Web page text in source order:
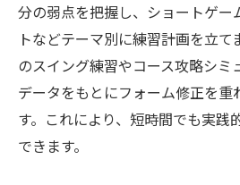
分の弱点を把握し、ショートゲー
トなどテーマ別に練習計画を立て
のスイング練習やコース攻略シミ
データをもとにフォーム修正を重
す。これにより、短時間でも実践
できます。